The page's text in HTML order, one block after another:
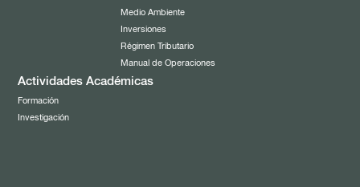
Medio Ambiente
Inversiones
Régimen Tributario
Manual de Operaciones
Actividades Académicas
Formación
Investigación